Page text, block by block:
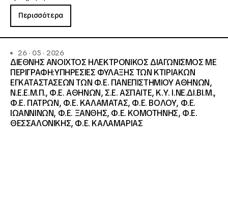
Περισσότερα
26 · 05 · 2026
ΔΙΕΘΝΗΣ ΑΝΟΙΧΤΟΣ ΗΛΕΚΤΡΟΝΙΚΟΣ ΔΙΑΓΩΝΙΣΜΟΣ ΜΕ
ΠΕΡΙΓΡΑΦΗ:ΥΠΗΡΕΣΙΕΣ ΦΥΛΑΞΗΣ ΤΩΝ ΚΤΙΡΙΑΚΩΝ
ΕΓΚΑΤΑΣΤΑΣΕΩΝ ΤΩΝ Φ.Ε. ΠΑΝΕΠΙΣΤΗΜΙΟΥ ΑΘΗΝΩΝ,
Ν.Ε.Ε.Μ.Π., Φ.Ε. ΑΘΗΝΩΝ, Σ.Ε. ΑΣΠΑΙΤΕ, Κ.Υ. Ι.ΝΕ.ΔΙ.ΒΙ.Μ.,
Φ.Ε. ΠΑΤΡΩΝ, Φ.Ε. ΚΑΛΑΜΑΤΑΣ, Φ.Ε. ΒΟΛΟΥ, Φ.Ε.
ΙΩΑΝΝΙΝΩΝ, Φ.Ε. ΞΑΝΘΗΣ, Φ.Ε. ΚΟΜΟΤΗΝΗΣ, Φ.Ε.
ΘΕΣΣΑΛΟΝΙΚΗΣ, Φ.Ε. ΚΑΛΑΜΑΡΙΑΣ